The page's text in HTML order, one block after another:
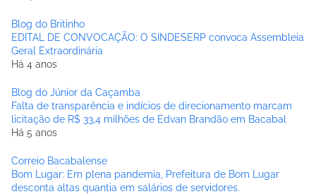
Blog do Britinho
EDITAL DE CONVOCAÇÃO: O SINDESERP convoca Assembleia
Geral Extraordinária
Há 4 anos
Blog do Júnior da Caçamba
Falta de transparência e indícios de direcionamento marcam
licitação de R$ 33,4 milhões de Edvan Brandão em Bacabal
Há 5 anos
Correio Bacabalense
Bom Lugar: Em plena pandemia, Prefeitura de Bom Lugar
desconta altas quantia em salários de servidores.